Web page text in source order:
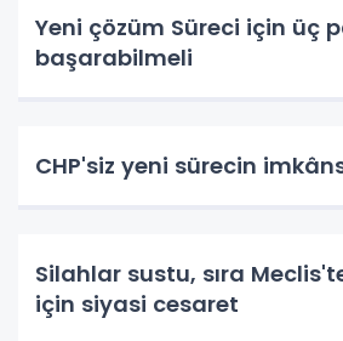
Yeni çözüm Süreci için üç
başarabilmeli
CHP'siz yeni sürecin
Silahlar sustu, sıra
için siyasi cesaret